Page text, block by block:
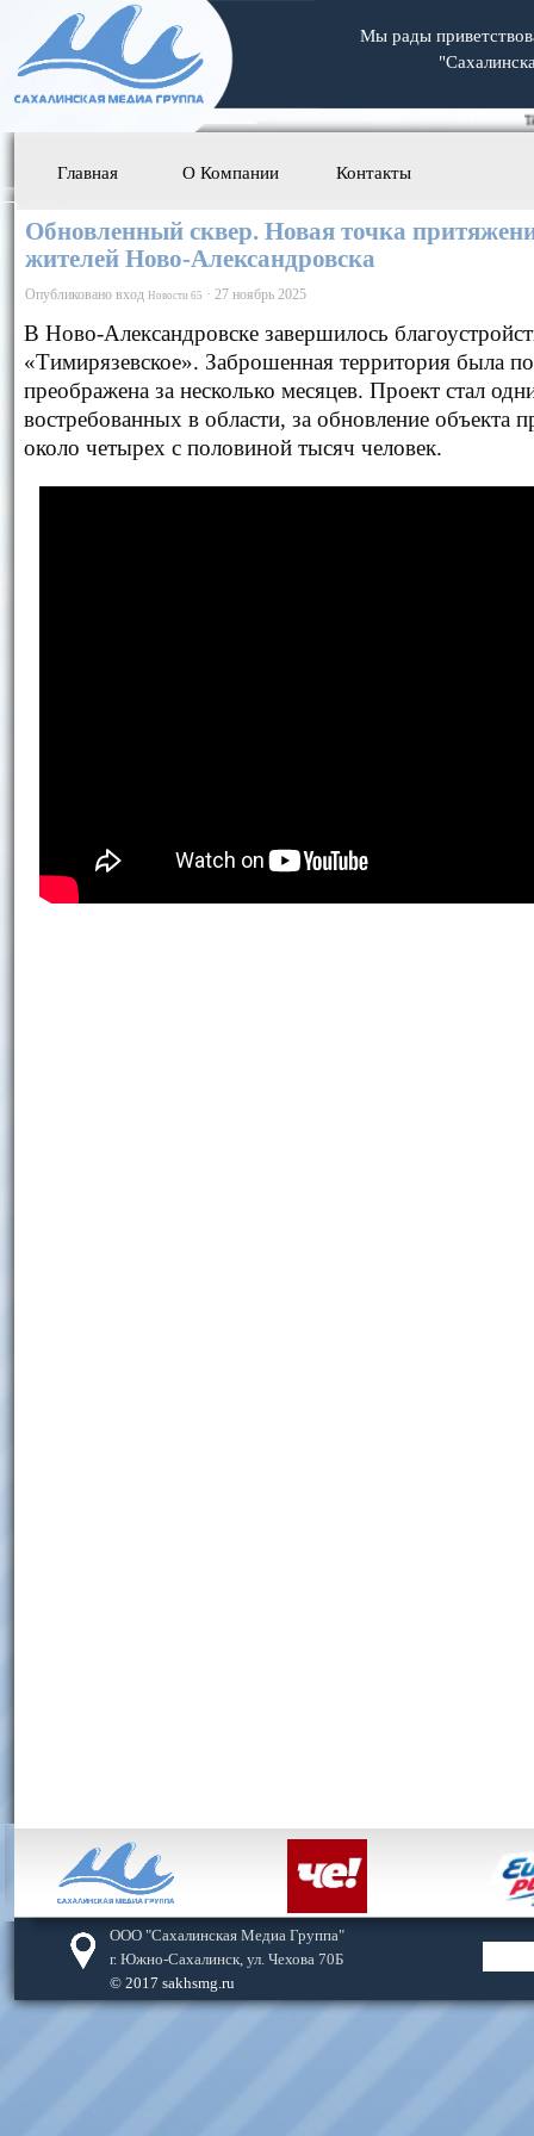
Мы рады
Главная О Компании Контакты
Обновленный сквер. Новая точка
жителей Ново-Александровска
Опубликовано вход Новости 65 · 27 ноябрь 2025
В Ново-Александровске завершилось
«Тимирязевское». Заброшенная территория была
преображена за несколько месяцев. Проект стал
востребованных в области, за обновление объекта
около четырех с половиной тысяч человек.
ООО "Сахалинская Медиа Группа"
г. Южно-Сахалинск, ул. Чехова 70Б
© 2017 sakhsmg.ru